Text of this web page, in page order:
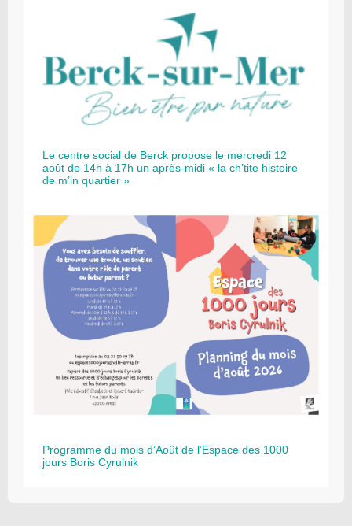
Le centre social de Berck propose le mercredi 12
août de 14h à 17h un après-midi « la ch’tite histoire
de m’in quartier »
Programme du mois d’Août de l’Espace des 1000
jours Boris Cyrulnik